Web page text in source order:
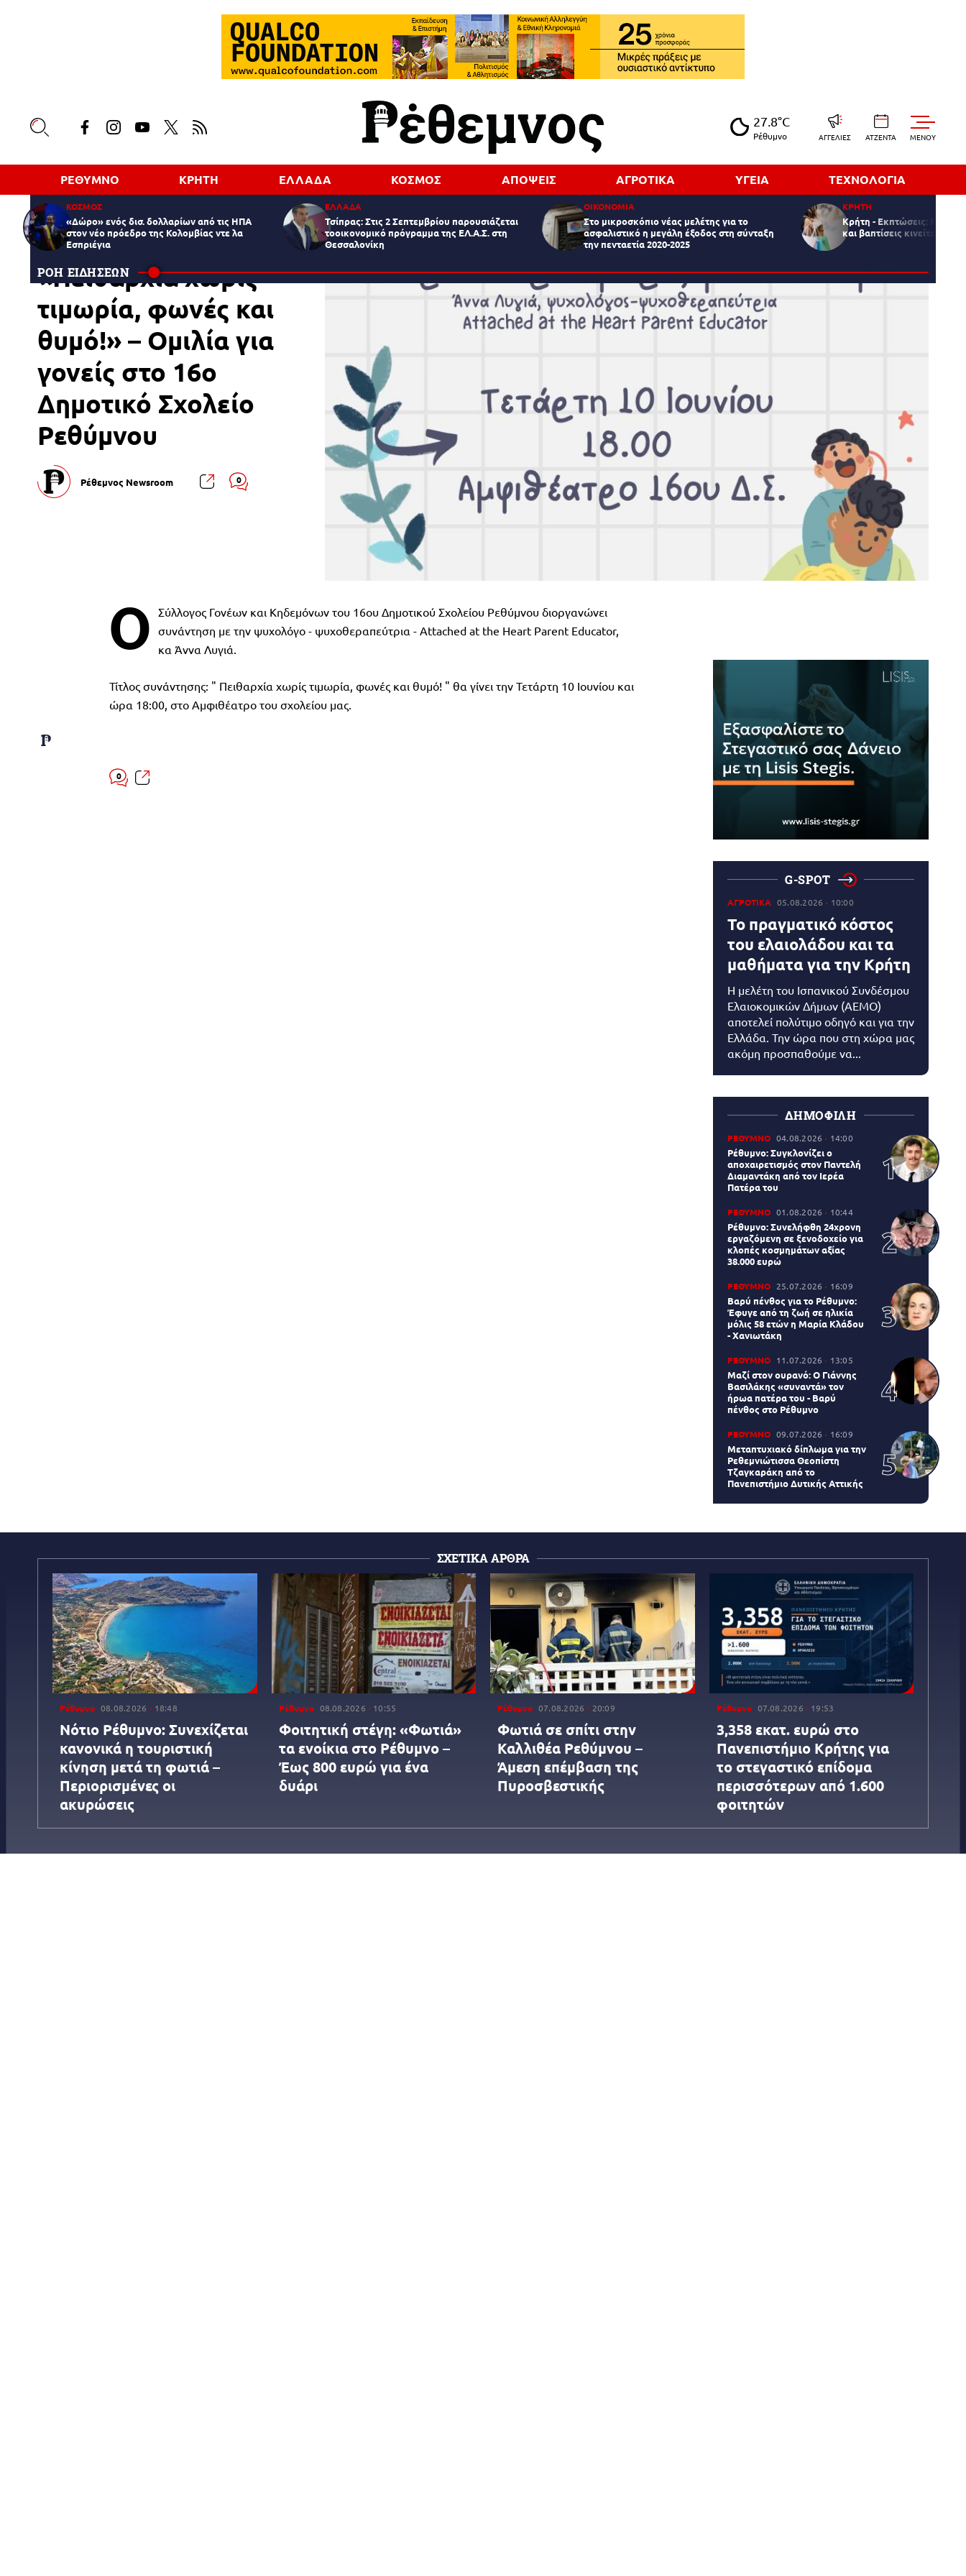
27.8°C
Ρέθυμνο ΑΓΓΕΛΙΕΣ ΑΤΖΕΝΤΑ
ΡΕΘΥΜΝΟ ΚΡΗΤΗ ΕΛΛΑΔΑ ΚΟΣΜΟΣ ΑΠΟΨΕΙΣ ΑΓΡΟΤΙΚΑ ΥΓΕΙΑ ΤΕΧΝΟΛΟΓΙΑ
ΚΟΣΜΟΣ
«Δώρο» ενός δισ. δολλαρίων από τις ΗΠΑ
στον νέο πρόεδρο της Κολομβίας ντε λα
Εσπριέγια
ΕΛΛΑΔΑ
Τσίπρας: Στις 2 Σεπτεμβρίου παρουσιάζεται
τοοικονομικό πρόγραμμα της ΕΛ.Α.Σ. στη
Θεσσαλονίκη
ΟΙΚΟΝΟΜΙΑ
Στο μικροσκόπιο νέας μελέτης για το
ασφαλιστικό η μεγάλη έξοδος στη σύνταξη
την πενταετία 2020-2025
ΚΡΗΤΗ
Κρήτη - Εκπτώσεις: Με
και βαπτίσεις κινείται η
ΡΟΗ ΕΙΔΗΣΕΩΝ
MENOY
ΡΕΘΥΜΝΟ 09.06.2026
«Πειθαρχία χωρίς
τιμωρία, φωνές και
θυμό!» – Ομιλία για
γονείς στο 16ο
Δημοτικό Σχολείο
Ρεθύμνου
Ρέθεμνος Newsroom 0
Ο Σύλλογος Γονέων και Κηδεμόνων του 16ου Δημοτικού Σχολείου Ρεθύμνου διοργανώνει
συνάντηση με την ψυχολόγο - ψυχοθεραπεύτρια - Attached at the Heart Parent Educator,
κα Άννα Λυγιά.
Τίτλος συνάντησης: " Πειθαρχία χωρίς τιμωρία, φωνές και θυμό! " θα γίνει την Τετάρτη 10 Ιουνίου και
ώρα 18:00, στο Αμφιθέατρο του σχολείου μας.
0
G-SPOT
ΑΓΡΟΤΙΚΑ 05.08.2026 10:00
Το πραγματικό κόστος
του ελαιολάδου και τα
μαθήματα για την Κρήτη
Η μελέτη του Ισπανικού Συνδέσμου
Ελαιοκομικών Δήμων (AEMO)
αποτελεί πολύτιμο οδηγό και για την
Ελλάδα. Την ώρα που στη χώρα μας
ακόμη προσπαθούμε να...
ΔΗΜΟΦΙΛΗ
ΡΕΘΥΜΝΟ 04.08.2026 14:00
Ρέθυμνο: Συγκλονίζει ο
αποχαιρετισμός στον Παντελή
Διαμαντάκη από τον Ιερέα
Πατέρα του
ΡΕΘΥΜΝΟ 01.08.2026 10:44
Ρέθυμνο: Συνελήφθη 24χρονη
εργαζόμενη σε ξενοδοχείο για
κλοπές κοσμημάτων αξίας
38.000 ευρώ
ΡΕΘΥΜΝΟ 25.07.2026 16:09
Βαρύ πένθος για το Ρέθυμνο:
Έφυγε από τη ζωή σε ηλικία
μόλις 58 ετών η Μαρία Κλάδου
- Χανιωτάκη
ΡΕΘΥΜΝΟ 11.07.2026 13:05
Μαζί στον ουρανό: Ο Γιάννης
Βασιλάκης «συναντά» τον
ήρωα πατέρα του - Βαρύ
πένθος στο Ρέθυμνο
ΡΕΘΥΜΝΟ 09.07.2026 16:09
Μεταπτυχιακό δίπλωμα για την
Ρεθεμνιώτισσα Θεοπίστη
Τζαγκαράκη από το
Πανεπιστήμιο Δυτικής Αττικής
ΣΧΕΤΙΚΑ ΑΡΘΡΑ
Ρέθυμνο 08.08.2026 18:48
Νότιο Ρέθυμνο: Συνεχίζεται
κανονικά η τουριστική
κίνηση μετά τη φωτιά –
Περιορισμένες οι
ακυρώσεις
Ρέθυμνο 08.08.2026 10:55
Φοιτητική στέγη: «Φωτιά»
τα ενοίκια στο Ρέθυμνο –
Έως 800 ευρώ για ένα
δυάρι
Ρέθυμνο 07.08.2026 20:09
Φωτιά σε σπίτι στην
Καλλιθέα Ρεθύμνου –
Άμεση επέμβαση της
Πυροσβεστικής
Ρέθυμνο 07.08.2026 19:53
3,358 εκατ. ευρώ στο
Πανεπιστήμιο Κρήτης για
το στεγαστικό επίδομα
περισσότερων από 1.600
φοιτητών